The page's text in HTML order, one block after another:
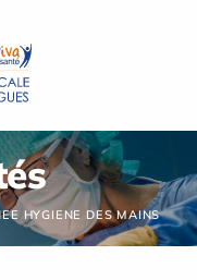
HYGIENE DES MAINS